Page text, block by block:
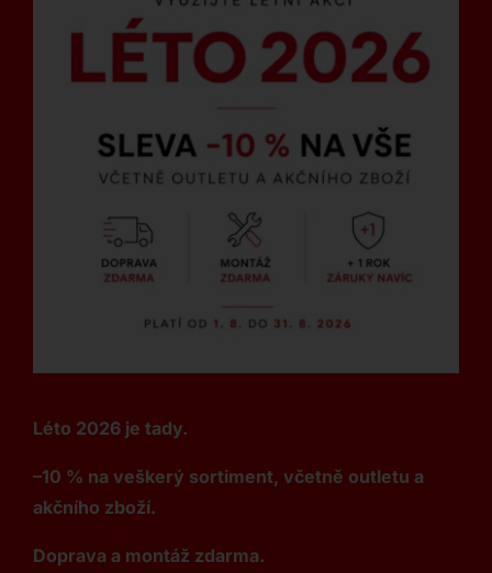
Léto 2026 je tady.
–10 % na veškerý sortiment, včetně outletu a
akčního zboží.
Doprava a montáž zdarma.